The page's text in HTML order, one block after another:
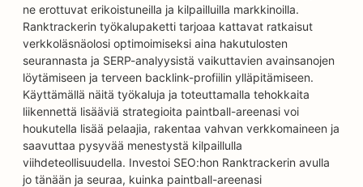
ne erottuvat erikoistuneilla ja kilpailluilla markkinoilla.
Ranktrackerin työkalupaketti tarjoaa kattavat ratkaisut
verkkoläsnäolosi optimoimiseksi aina hakutulosten
seurannasta ja SERP-analyysistä vaikuttavien avainsanojen
löytämiseen ja terveen backlink-profiilin ylläpitämiseen.
Käyttämällä näitä työkaluja ja toteuttamalla tehokkaita
liikennettä lisääviä strategioita paintball-areenasi voi
houkutella lisää pelaajia, rakentaa vahvan verkkomaineen ja
saavuttaa pysyvää menestystä kilpaillulla
viihdeteollisuudella. Investoi SEO:hon Ranktrackerin avulla
jo tänään ja seuraa, kuinka paintball-areenasi